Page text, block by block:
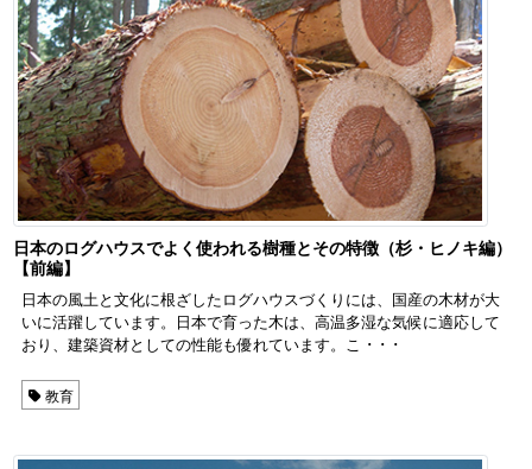
日本のログハウスでよく使われる樹種とその特徴（杉・ヒノキ編）
【前編】
日本の風土と文化に根ざしたログハウスづくりには、国産の木材が大
いに活躍しています。日本で育った木は、高温多湿な気候に適応して
おり、建築資材としての性能も優れています。こ ･ ･ ･
教育